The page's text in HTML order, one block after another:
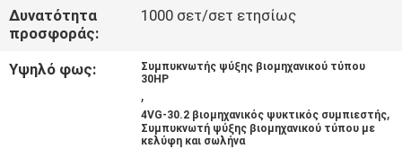
ΖΗΤΉΣΤΕ
ΈΝΑ
ΑΠΌΣΠΑΣΜΑ
Δυνατότητα
προσφοράς:
1000 σετ/σετ ετησίως
Υψηλό φως:
Συμπυκνωτής ψύξης βιομηχανικού τύπου
30HP
,
4VG-30.2 βιομηχανικός ψυκτικός συμπιεστής,
Συμπυκνωτή ψύξης βιομηχανικού τύπου με
κελύφη και σωλήνα